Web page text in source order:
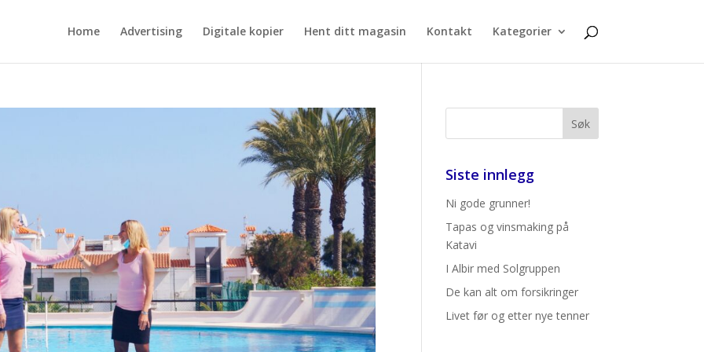
Home Advertising Digitale kopier Hent ditt magasin Kontakt Kategorier
Siste innlegg
Ni gode grunner!
Tapas og vinsmaking på
Katavi
I Albir med Solgruppen
De kan alt om forsikringer
Livet før og etter nye tenner